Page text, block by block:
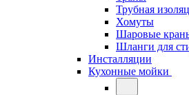
Трубная
Хомуты
Шаровые
Шланги для
Инсталляции
Кухонные мойки